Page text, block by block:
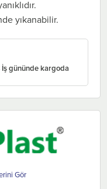
yıkanabilir.
İş gününde kargoda